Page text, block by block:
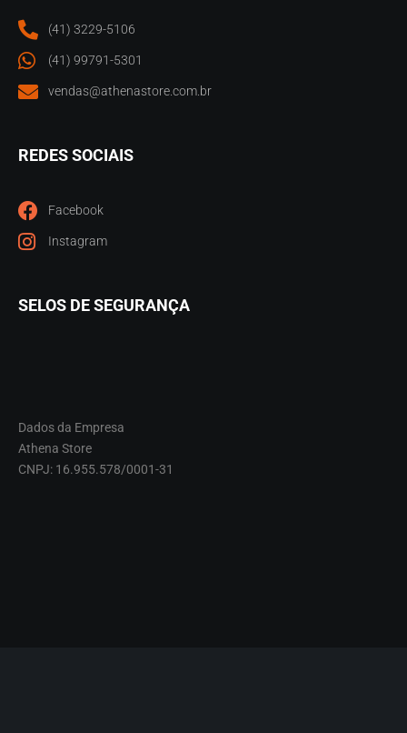
(41) 3229-5106
(41) 99791-5301
vendas@athenastore.com.br
REDES SOCIAIS
Facebook
Instagram
SELOS DE SEGURANÇA
Dados da Empresa
Athena Store
CNPJ: 16.955.578/0001-31